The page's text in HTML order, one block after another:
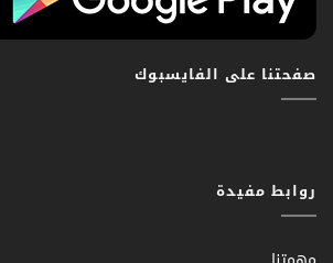
صفحتنا على الفايسبوك
روابط مفيدة